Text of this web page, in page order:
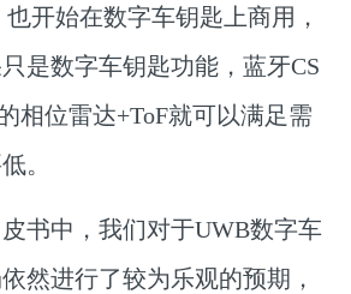
开始在数字车钥匙上商用，
是数字车钥匙功能，蓝牙CS
相位雷达+ToF就可以满足需
。
书中，我们对于UWB数字车
然进行了较为乐观的预期，